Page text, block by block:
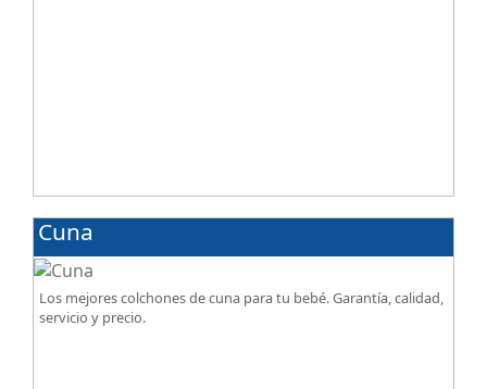
Cuna
Los mejores colchones de cuna para tu bebé. Garantía, calidad,
servicio y precio.